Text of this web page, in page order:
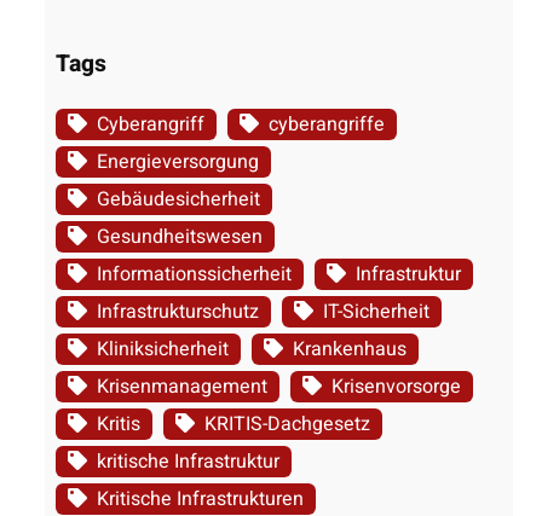
Tags
Cyberangriff
cyberangriffe
Energieversorgung
Gebäudesicherheit
Gesundheitswesen
Informationssicherheit
Infrastruktur
Infrastrukturschutz
IT-Sicherheit
Kliniksicherheit
Krankenhaus
Krisenmanagement
Krisenvorsorge
Kritis
KRITIS-Dachgesetz
kritische Infrastruktur
Kritische Infrastrukturen